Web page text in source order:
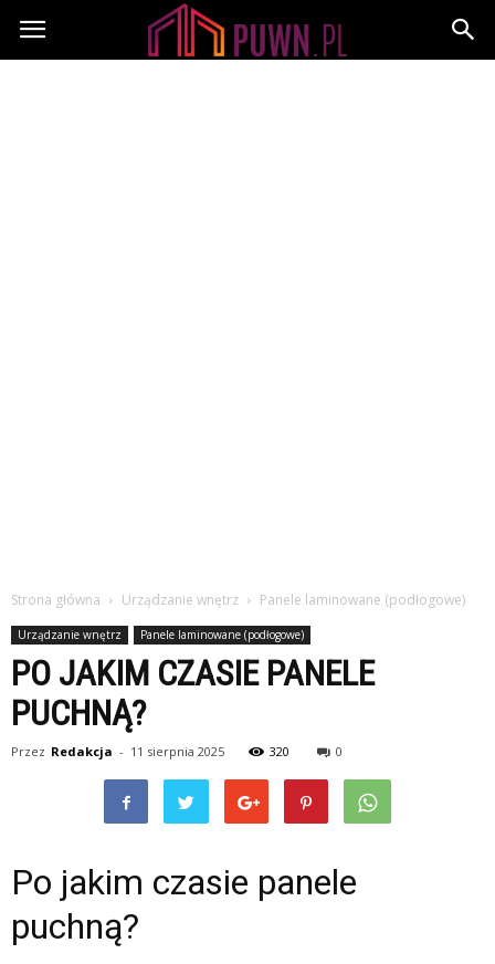
PUWN.pl
Strona główna Urządzanie wnętrz Panele laminowane (podłogowe)
Urządzanie wnętrz Panele laminowane (podłogowe)
PO JAKIM CZASIE PANELE
PUCHNĄ?
Przez Redakcja - 11 sierpnia 2025 320 0
Po jakim czasie panele
puchną?